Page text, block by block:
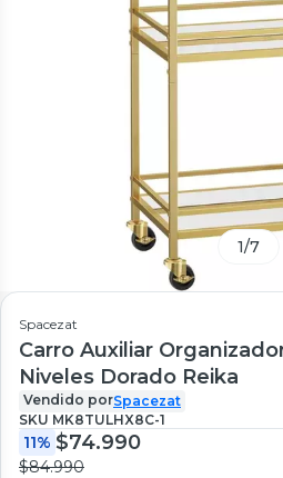
1/7
Spacezat
Carro Auxiliar
Niveles Dorado Reika
Vendido porSpacezat
SKU MK8TULHX8C-1
11% $74.990
$84.990